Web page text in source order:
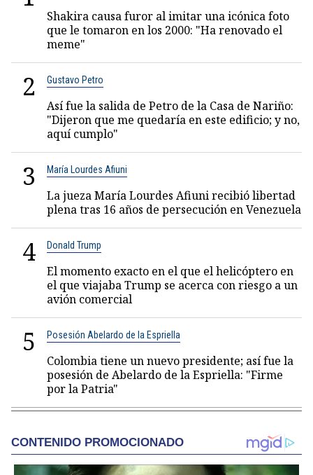
Shakira causa furor al imitar una icónica foto
que le tomaron en los 2000: "Ha renovado el
meme"
2 Gustavo Petro
Así fue la salida de Petro de la Casa de Nariño:
"Dijeron que me quedaría en este edificio; y no,
aquí cumplo"
3 María Lourdes Afiuni
La jueza María Lourdes Afiuni recibió libertad
plena tras 16 años de persecución en Venezuela
4 Donald Trump
El momento exacto en el que el helicóptero en
el que viajaba Trump se acerca con riesgo a un
avión comercial
5 Posesión Abelardo de la Espriella
Colombia tiene un nuevo presidente; así fue la
posesión de Abelardo de la Espriella: "Firme
por la Patria"